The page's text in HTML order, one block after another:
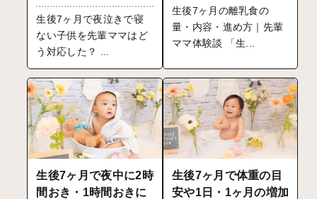
生後7ヶ月で夜泣きで寝
ない子供を先輩ママはど
う対応した？ ...
生後7ヶ月の離乳食の
量・内容・進め方｜先輩
ママ体験談 「生...
生後7ヶ月で夜中に2時
間おき・1時間おきに
生後7ヶ月で体重の目
安や1日・1ヶ月の増加